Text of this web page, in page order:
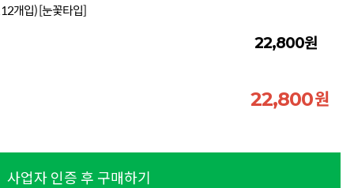
개입) [눈꽃타입]
22,800원
22,800원
사업자 인증 후 구매하기